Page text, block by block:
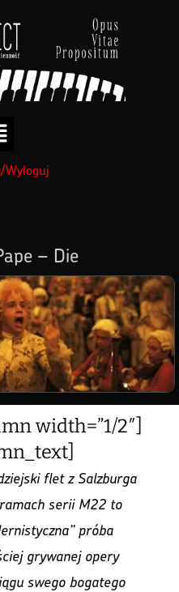
Wyloguj
– Die
Osiris
width=”1/2″]
flet z Salzburga
serii M22 to
próba
grywanej opery
swego bogatego